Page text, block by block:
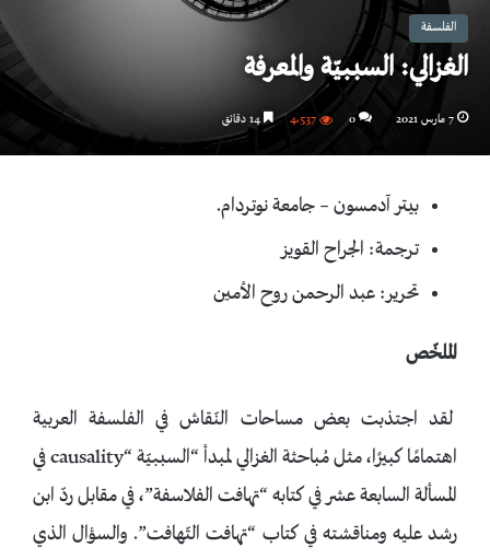
الفلسفة
الغزالي: السببيّة والمعرفة
7 مارس 2021 0 4٬537
بيتر آدمسون – جامعة نوتردام.
ترجمة: الجراح القويز
تحرير: عبد الرحمن روح الأمين
الملخّص
لقد اجتذبت بعض مساحات النّقاش في الفلسفة العربية
اهتمامًا كبيرًا، مثل مُباحثة الغزالي لمبدأ “السببيّة “causality في
المسألة السابعة عشر في كتابه “تهافت الفلاسفة”، في مقابل ردّ ابن
رشد عليه ومناقشته في كتاب “تهافت التّهافت”. والسؤال الذي